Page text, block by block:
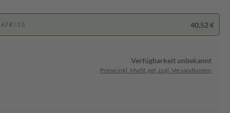
€ / 1 l) 40,52 €
Verfügbarkeit unbekannt
Preise inkl. MwSt. ggf. zzgl. Versandkosten